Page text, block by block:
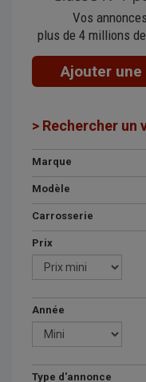
Vos
plus de 4 millions
Ajouter
> Rechercher un
Marque
Modèle
Carrosserie
Prix
Année
Type d'annonce